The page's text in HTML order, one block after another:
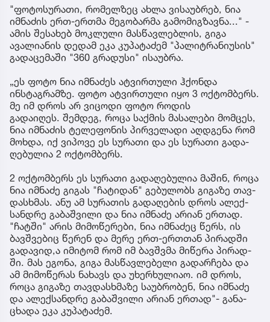
"ფოტოსურათი, რომელზეც ახლა ვისაუბრებ, ნია
იმნაძის ერთ-ერთმა მეგობარმა გამომიგზავნა..." -
ამის შესახებ მოკლული მასწავლებლის, გიგა
ავალიანის დედამ ეკა კუპატაძემ "პალიტრანიუსის"
გადაცემაში "360 გრადუსი" ისაუბრა.
„ეს ფოტო ნია იმნაძეს ატვირთული ჰქონდა
ინსტაგრამზე. ფოტო ატვირთული იყო 3 ოქტომბერს.
მე იმ დროს არ ვიცოდი ფოტო როდის
გადაიღეს. შემ­დეგ, როცა საქ­მის მა­სა­ლე­ბი მომ­ცეს,
ნია იმ­ნა­ძის ტე­ლე­ფო­ნის პირ­ვე­ლა­დი აღ­დგე­ნა რომ
მოხ­და, იქ ვი­პო­ვე ეს სუ­რა­თი და ეს სუ­რა­თი გა­და­
ღე­ბუ­ლია 2 ოქ­ტომ­ბერს.
2 ოქ­ტომ­ბერს ეს სუ­რა­თი გა­და­ღე­ბუ­ლია მა­შინ, როცა
ნია იმ­ნა­ძე გი­გას "ჩა­ტი­დან" გე­ბუ­ლობს გი­გა­ზე თავ­
დას­ხმას. ანუ ამ სუ­რა­თის გა­და­ღე­ბის დროს ალექ­
სან­დრე გა­ბაშ­ვი­ლი და ნია იმ­ნა­ძე არი­ან ერ­თად.
"ჩატ­ში" არის მი­მო­წე­რე­ბი, ნია იმ­ნა­ძეც წერს, ის
ბავ­შვე­ბიც წე­რენ და მერე ერთ-ერ­თთან პი­რად­ში
გა­და­ვი­დ,ა იმი­ტომ რომ იმ ბავ­შვმა მი­წე­რა პი­რად­
ში. მას ეგო­ნა, გიგა მას­წავ­ლე­ბე­ლი გა­დარ­ჩე­ბა და
ამ მი­მო­წე­რას ნა­ხავს და უხერ­ხუ­ლი­აო. იმ დროს,
როცა გი­გა­ზე თავ­დას­ხმა­ზე სა­უბ­რო­ბენ, ნია იმ­ნა­ძე
და ალექ­სან­დრე გა­ბაშ­ვი­ლი არი­ან ერ­თად"- გა­ნა­
ცხა­და ეკა კუ­პა­ტა­ძემ.